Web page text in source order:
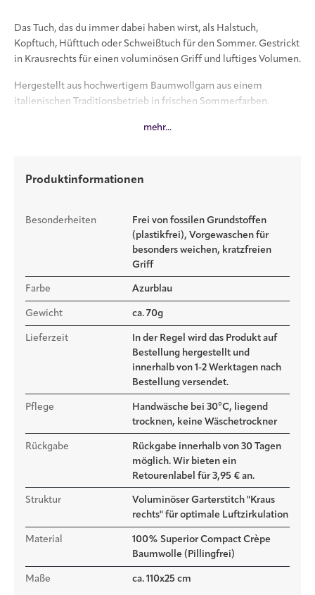
Das Tuch, das du immer dabei haben wirst, als Halstuch,
Kopftuch, Hüfttuch oder Schweißtuch für den Sommer. Gestrickt
in Krausrechts für einen voluminösen Griff und luftiges Volumen.
Hergestellt aus hochwertigem Baumwollgarn aus einem
italienischen Traditionsbetrieb in frischen Sommerfarben.
Dieses Tuch ist anders als die bekannten Sophie Scarves. Es wird
deutlich schöner.
aufträgt.
Das perfekte Sommertuch.
mehr...
Produktinformationen
Besonderheiten
Frei von fossilen Grundstoffen
(plastikfrei), Vorgewaschen für
besonders weichen, kratzfreien
Griff
Farbe Azurblau
Gewicht ca. 70g
Lieferzeit
In der Regel wird das Produkt auf
Bestellung hergestellt und
innerhalb von 1-2 Werktagen nach
Bestellung versendet.
Pflege
Handwäsche bei 30°C, liegend
trocknen, keine Wäschetrockner
Rückgabe
Rückgabe innerhalb von 30 Tagen
möglich. Wir bieten ein
Retourenlabel für 3,95 € an.
Struktur
Voluminöser Garterstitch "Kraus
rechts" für optimale Luftzirkulation
Material
100% Superior Compact Crèpe
Baumwolle (Pillingfrei)
Maße ca. 110x25 cm